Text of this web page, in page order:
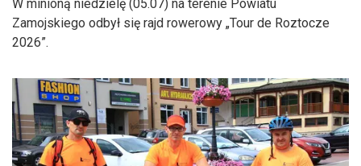
W minioną niedzielę (05.07) na terenie Powiatu
Zamojskiego odbył się rajd rowerowy „Tour de Roztocze
2026”.